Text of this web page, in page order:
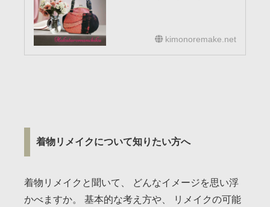
kimonoremake.net
着物リメイクについて知りたい方へ
着物リメイクと聞いて、 どんなイメージを思い浮
かべますか。 基本的な考え方や、 リメイクの可能